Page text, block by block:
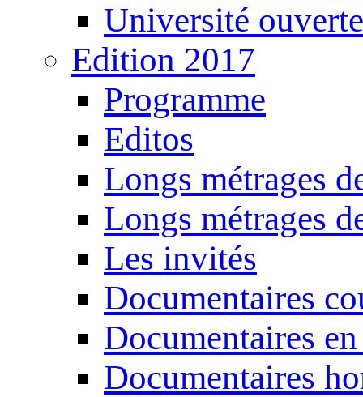
Université ouverte
Edition 2017
Programme
Editos
Longs métrages
Longs métrages
Les invités
Documentaires
Documentaires
Documentaires